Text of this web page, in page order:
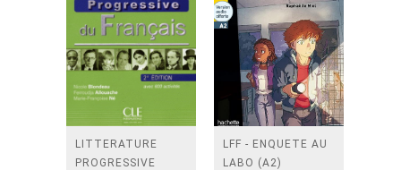
LITTERATURE
PROGRESSIVE
LFF - ENQUETE AU
LABO (A2)